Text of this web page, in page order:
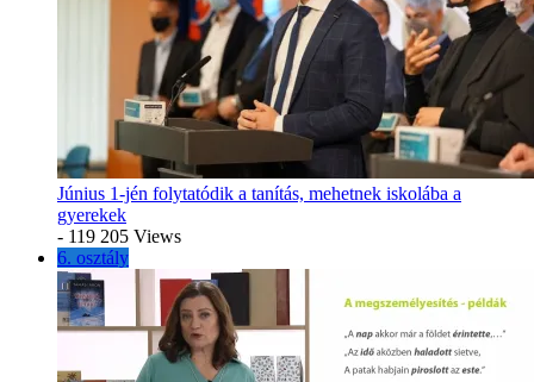
Június 1-jén folytatódik a tanítás, mehetnek iskolába a
gyerekek
- 119 205 Views
6. osztály